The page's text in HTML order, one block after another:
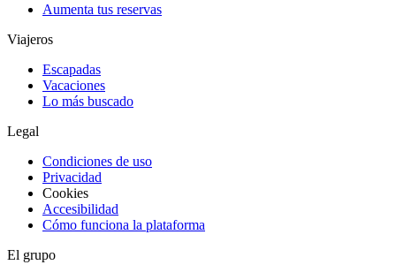
Aumenta tus reservas
Viajeros
Escapadas
Vacaciones
Lo más buscado
Legal
Condiciones de uso
Privacidad
Cookies
Accesibilidad
Cómo funciona la plataforma
El grupo